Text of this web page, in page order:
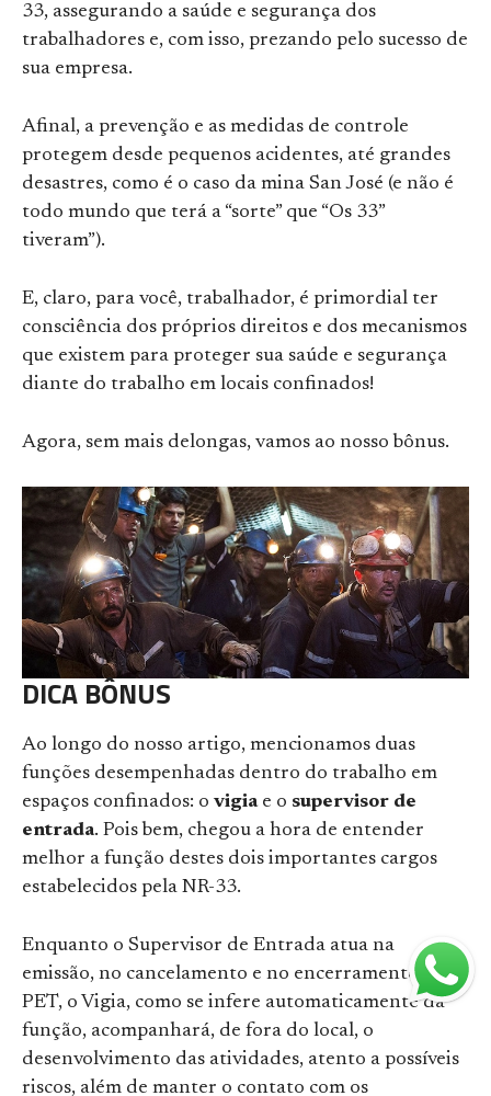
33, assegurando a saúde e segurança dos
trabalhadores e, com isso, prezando pelo sucesso de
sua empresa.
Afinal, a prevenção e as medidas de controle
protegem desde pequenos acidentes, até grandes
desastres, como é o caso da mina San José (e não é
todo mundo que terá a “sorte” que “Os 33”
tiveram”).
E, claro, para você, trabalhador, é primordial ter
consciência dos próprios direitos e dos mecanismos
que existem para proteger sua saúde e segurança
diante do trabalho em locais confinados!
Agora, sem mais delongas, vamos ao nosso bônus.
DICA BÔNUS
Ao longo do nosso artigo, mencionamos duas
funções desempenhadas dentro do trabalho em
espaços confinados: o vigia e o supervisor de
entrada. Pois bem, chegou a hora de entender
melhor a função destes dois importantes cargos
estabelecidos pela NR-33.
Enquanto o Supervisor de Entrada atua na
emissão, no cancelamento e no encerramento da
PET, o Vigia, como se infere automaticamente da
função, acompanhará, de fora do local, o
desenvolvimento das atividades, atento a possíveis
riscos, além de manter o contato com os